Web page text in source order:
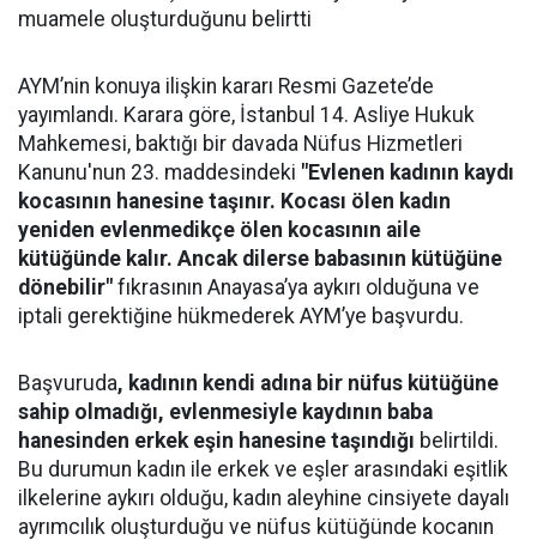
muamele oluşturduğunu belirtti
AYM’nin konuya ilişkin kararı Resmi Gazete’de
yayımlandı. Karara göre, İstanbul 14. Asliye Hukuk
Mahkemesi, baktığı bir davada Nüfus Hizmetleri
Kanunu'nun 23. maddesindeki "Evlenen kadının kaydı
kocasının hanesine taşınır. Kocası ölen kadın
yeniden evlenmedikçe ölen kocasının aile
kütüğünde kalır. Ancak dilerse babasının kütüğüne
dönebilir" fıkrasının Anayasa’ya aykırı olduğuna ve
iptali gerektiğine hükmederek AYM’ye başvurdu.
Başvuruda, kadının kendi adına bir nüfus kütüğüne
sahip olmadığı, evlenmesiyle kaydının baba
hanesinden erkek eşin hanesine taşındığı belirtildi.
Bu durumun kadın ile erkek ve eşler arasındaki eşitlik
ilkelerine aykırı olduğu, kadın aleyhine cinsiyete dayalı
ayrımcılık oluşturduğu ve nüfus kütüğünde kocanın